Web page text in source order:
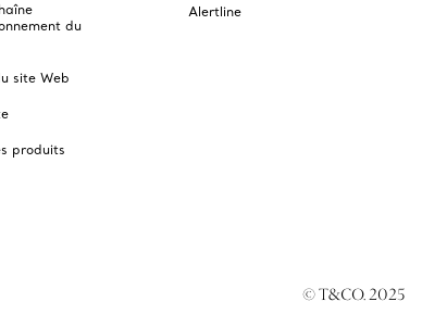
du
site Web
produits
Alertline
© T&CO. 2025